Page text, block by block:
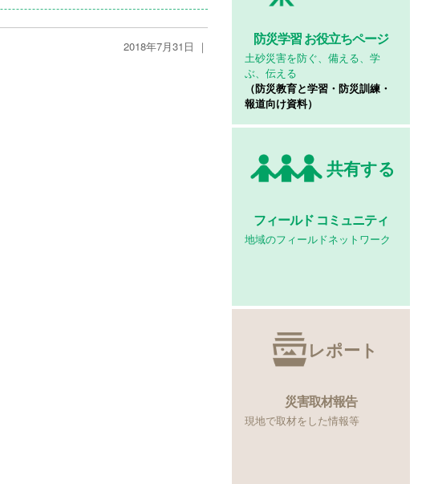
2018年7月31日 ｜ 防災学習お役立ちページ
土砂災害を防ぐ、備える、学
ぶ、伝える
（防災教育と学習・防災訓練・
報道向け資料）
共有する
フィールド コミュニティ
地域のフィールドネットワーク
レポート
災害取材報告
現地で取材をした情報等